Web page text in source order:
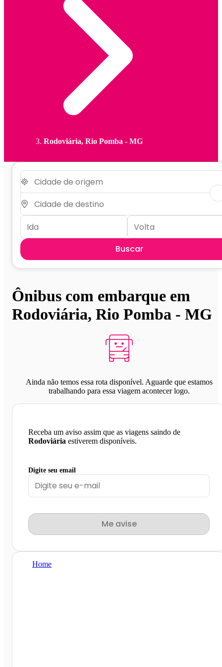
Rodoviária, Rio Pomba - MG
Buscar
Ônibus com embarque em
Rodoviária, Rio Pomba - MG
Ainda não temos essa rota disponível. Aguarde que estamos
trabalhando para essa viagem acontecer logo.
Receba um aviso assim que as viagens saindo de
Rodoviária estiverem disponíveis.
Digite seu email
Me avise
Home